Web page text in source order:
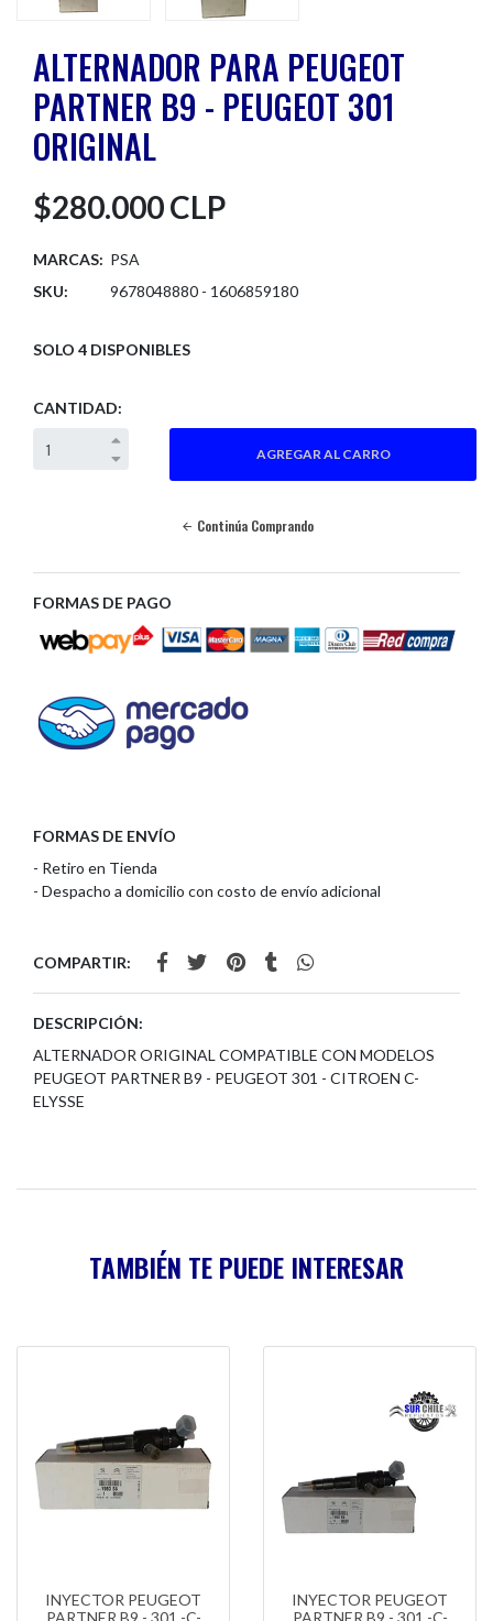
ALTERNADOR PARA PEUGEOT
PARTNER B9 - PEUGEOT 301
ORIGINAL
$280.000 CLP
MARCAS: PSA
SKU:
9678048880 - 1606859180
SOLO 4 DISPONIBLES
CANTIDAD:
Continúa Comprando
FORMAS DE PAGO
FORMAS DE ENVÍO
- Retiro en Tienda
- Despacho a domicilio con costo de envío adicional
COMPARTIR:
DESCRIPCIÓN:
ALTERNADOR ORIGINAL COMPATIBLE CON MODELOS
PEUGEOT PARTNER B9 - PEUGEOT 301 - CITROEN C-
ELYSSE
TAMBIÉN TE PUEDE INTERESAR
INYECTOR PEUGEOT
PARTNER B9 - 301 -C-
INYECTOR PEUGEOT
PARTNER B9 - 301 -C-